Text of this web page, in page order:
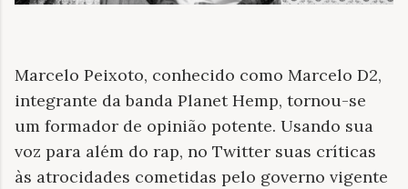
Marcelo Peixoto, conhecido como Marcelo D2,
integrante da banda Planet Hemp, tornou-se
um formador de opinião potente. Usando sua
voz para além do rap, no Twitter suas críticas
às atrocidades cometidas pelo governo vigente